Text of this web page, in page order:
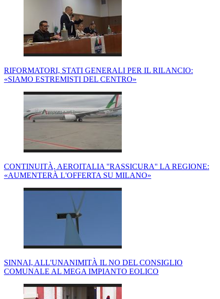
RIFORMATORI, STATI GENERALI PER IL RILANCIO:
«SIAMO ESTREMISTI DEL CENTRO»
CONTINUITÀ, AEROITALIA ''RASSICURA'' LA REGIONE:
«AUMENTERÀ L'OFFERTA SU MILANO»
SINNAI, ALL'UNANIMITÀ IL NO DEL CONSIGLIO
COMUNALE AL MEGA IMPIANTO EOLICO